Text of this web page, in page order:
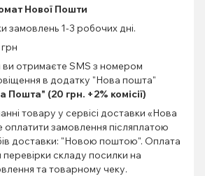
Нової Пошти
замовлень 1-3 робочих дні.
ви отримаєте SMS з номером
в додатку "Нова пошта"
Пошта" (20 грн. +2% комісії)
товару у сервісі доставки «Нова
замовлення післяплатою
доставки: "Новою поштою". Оплата
перевірки складу посилки на
та товарному чеку.